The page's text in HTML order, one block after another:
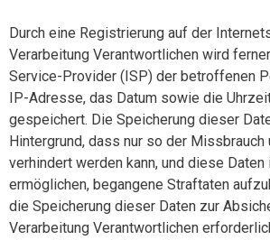
Durch eine Registrierung auf der
Verarbeitung Verantwortlichen wird
Service-Provider (ISP) der betroffenen
IP-Adresse, das Datum sowie die
gespeichert. Die Speicherung dieser
Hintergrund, dass nur so der Missbrauch
verhindert werden kann, und diese
ermöglichen, begangene Straftaten
die Speicherung dieser Daten zur
Verarbeitung Verantwortlichen